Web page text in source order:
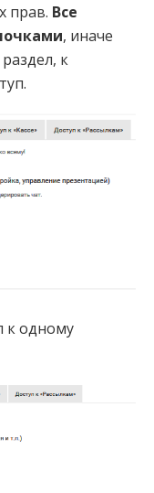
прав. Все
, иначе
к
к одному